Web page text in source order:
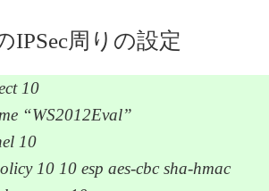
IPSec周りの設定
10
“WS2012Eval”
10
10 10 esp aes-cbc sha-hmac